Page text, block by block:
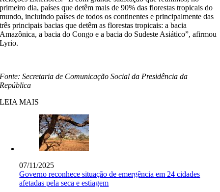
primeiro dia, países que detêm mais de 90% das florestas tropicais do
mundo, incluindo países de todos os continentes e principalmente das
três principais bacias que detêm as florestas tropicais: a bacia
Amazônica, a bacia do Congo e a bacia do Sudeste Asiático”, afirmou
Lyrio.
Fonte: Secretaria de Comunicação Social da Presidência da
República
LEIA MAIS
07/11/2025
Governo reconhece situação de emergência em 24 cidades
afetadas pela seca e estiagem